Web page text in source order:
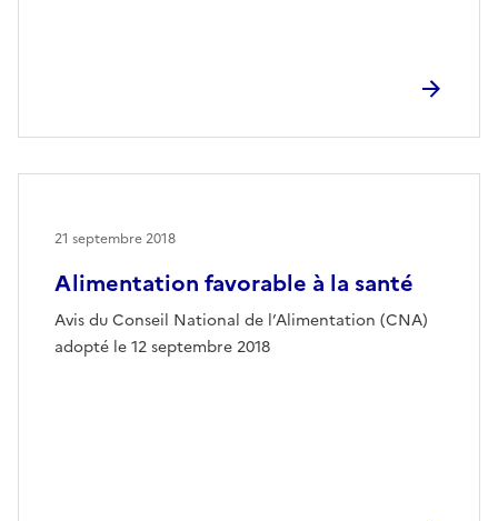
Alimentation favorable à la santé
Avis du Conseil National de l’Alimentation (CNA)
adopté le 12 septembre 2018
21 septembre 2018